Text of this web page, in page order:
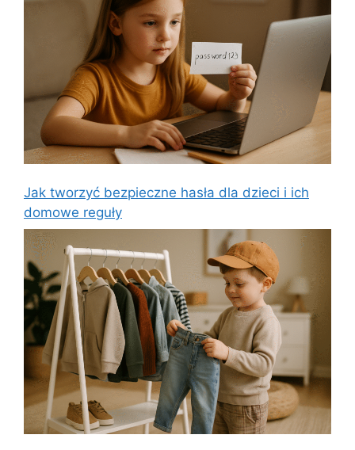
Jak tworzyć bezpieczne hasła dla dzieci i ich
domowe reguły